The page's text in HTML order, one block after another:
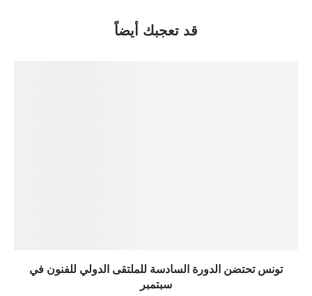
قد تعجبك أيضاً
تونس تحتضن الدورة السادسة للملتقى الدولي للفنون في
سبتمبر